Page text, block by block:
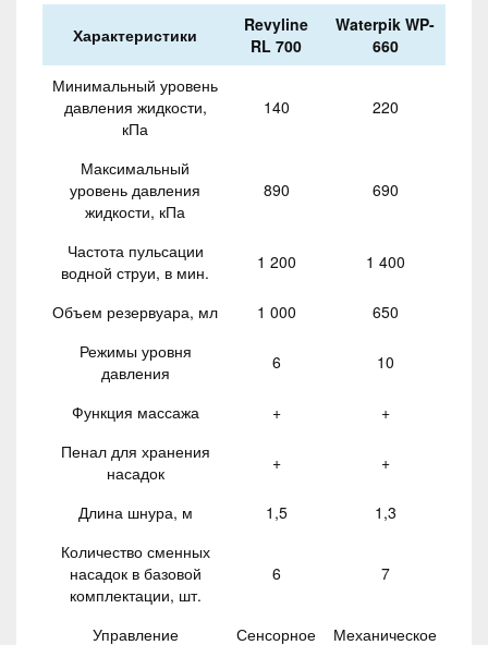
Характеристики
Revyline
RL 700
Waterpik WP-
660
Минимальный уровень
давления жидкости,
кПа
140 220
Максимальный
уровень давления
жидкости, кПа
890 690
Частота пульсации
водной струи, в мин.
1 200 1 400
Объем резервуара, мл 1 000
650
Режимы уровня
давления
6 10
Функция массажа +
+
Пенал для хранения
насадок
+ +
Длина шнура, м 1,5
1,3
Количество сменных
насадок в базовой
комплектации, шт.
6 7
Управление Сенсорное
Механическое